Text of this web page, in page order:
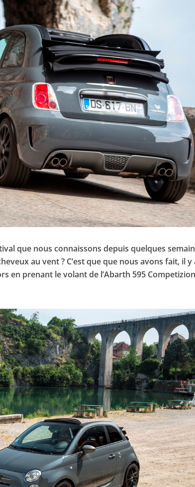
que nous connaissons depuis quelques
au vent ? C’est que que nous avons fait, il y
en prenant le volant de l’Abarth 595